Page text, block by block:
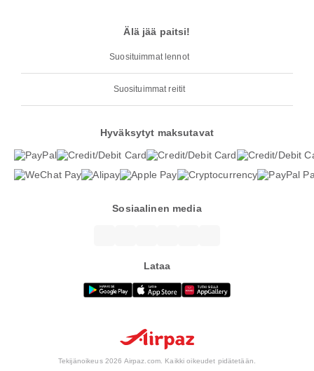
Älä jää paitsi!
Suosituimmat lennot
Suosituimmat reitit
Hyväksytyt maksutavat
Sosiaalinen media
Lataa
Tekijänoikeus 2026 Airpaz.com. Kaikki oikeudet pidätetään.